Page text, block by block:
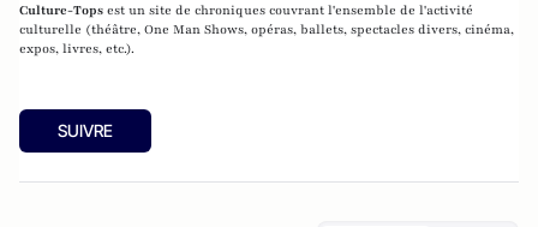
Culture-Tops est un site de chroniques couvrant l'ensemble de l'activité
culturelle (théâtre, One Man Shows, opéras, ballets, spectacles divers, cinéma,
expos, livres, etc.).
SUIVRE